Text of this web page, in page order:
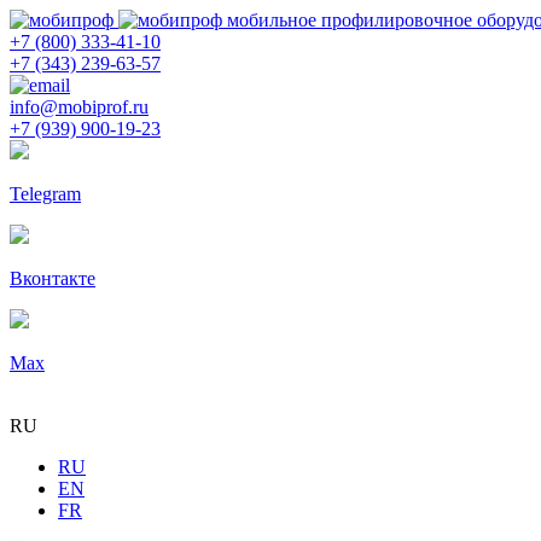
мобильное профилировочное
+7 (800) 333-41-10
+7 (343) 239-63-57
info@mobiprof.ru
+7 (939) 900-19-23
Telegram
Вконтакте
Max
RU
RU
EN
FR